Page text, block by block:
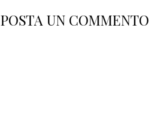
POSTA UN COMMENTO